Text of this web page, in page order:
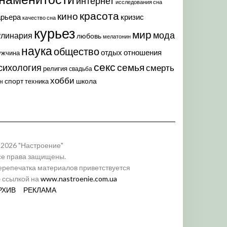
исследования сна
качество сна кино красота кризис
курьез любовь мелатонин мир мода
наукаобществоотдых отношения
религия свадьба секссемья смерть
спорттехникахобби школа
"Настроение"
права защищены.
материалов приветствуется
ссылкой на www.nastroenie.com.ua
РЕКЛАМА